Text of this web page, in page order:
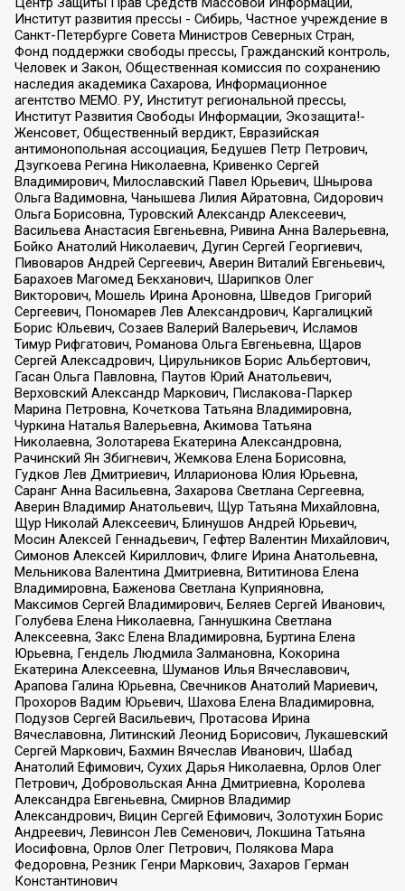
Институт развития прессы - Сибирь, Частное учреждение в
Санкт-Петербурге Совета Министров Северных Стран,
Фонд поддержки свободы прессы, Гражданский контроль,
Человек и Закон, Общественная комиссия по сохранению
наследия академика Сахарова, Информационное
агентство МЕМО. РУ, Институт региональной прессы,
Институт Развития Свободы Информации, Экозащита!-
Женсовет, Общественный вердикт, Евразийская
антимонопольная ассоциация, Бедушев Петр Петрович,
Дзугкоева Регина Николаевна, Кривенко Сергей
Владимирович, Милославский Павел Юрьевич, Шнырова
Ольга Вадимовна, Чанышева Лилия Айратовна, Сидорович
Ольга Борисовна, Туровский Александр Алексеевич,
Васильева Анастасия Евгеньевна, Ривина Анна Валерьевна,
Бойко Анатолий Николаевич, Дугин Сергей Георгиевич,
Пивоваров Андрей Сергеевич, Аверин Виталий Евгеньевич,
Барахоев Магомед Бекханович, Шарипков Олег
Викторович, Мошель Ирина Ароновна, Шведов Григорий
Сергеевич, Пономарев Лев Александрович, Каргалицкий
Борис Юльевич, Созаев Валерий Валерьевич, Исламов
Тимур Рифгатович, Романова Ольга Евгеньевна, Щаров
Сергей Алексадрович, Цирульников Борис Альбертович,
Гасан Ольга Павловна, Паутов Юрий Анатольевич,
Верховский Александр Маркович, Пислакова-Паркер
Марина Петровна, Кочеткова Татьяна Владимировна,
Чуркина Наталья Валерьевна, Акимова Татьяна
Николаевна, Золотарева Екатерина Александровна,
Рачинский Ян Збигневич, Жемкова Елена Борисовна,
Гудков Лев Дмитриевич, Илларионова Юлия Юрьевна,
Саранг Анна Васильевна, Захарова Светлана Сергеевна,
Аверин Владимир Анатольевич, Щур Татьяна Михайловна,
Щур Николай Алексеевич, Блинушов Андрей Юрьевич,
Мосин Алексей Геннадьевич, Гефтер Валентин Михайлович,
Симонов Алексей Кириллович, Флиге Ирина Анатольевна,
Мельникова Валентина Дмитриевна, Вититинова Елена
Владимировна, Баженова Светлана Куприяновна,
Максимов Сергей Владимирович, Беляев Сергей Иванович,
Голубева Елена Николаевна, Ганнушкина Светлана
Алексеевна, Закс Елена Владимировна, Буртина Елена
Юрьевна, Гендель Людмила Залмановна, Кокорина
Екатерина Алексеевна, Шуманов Илья Вячеславович,
Арапова Галина Юрьевна, Свечников Анатолий Мариевич,
Прохоров Вадим Юрьевич, Шахова Елена Владимировна,
Подузов Сергей Васильевич, Протасова Ирина
Вячеславовна, Литинский Леонид Борисович, Лукашевский
Сергей Маркович, Бахмин Вячеслав Иванович, Шабад
Анатолий Ефимович, Сухих Дарья Николаевна, Орлов Олег
Петрович, Добровольская Анна Дмитриевна, Королева
Александра Евгеньевна, Смирнов Владимир
Александрович, Вицин Сергей Ефимович, Золотухин Борис
Андреевич, Левинсон Лев Семенович, Локшина Татьяна
Иосифовна, Орлов Олег Петрович, Полякова Мара
Федоровна, Резник Генри Маркович, Захаров Герман
Константинович